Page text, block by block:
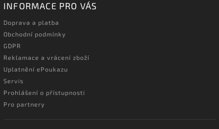
INFORMACE PRO VÁS
Doprava a platba
Obchodní podmínky
GDPR
Reklamace a vrácení zboží
Uplatnění ePoukazu
Servis
Prohlášení o přístupnosti
Pro partnery